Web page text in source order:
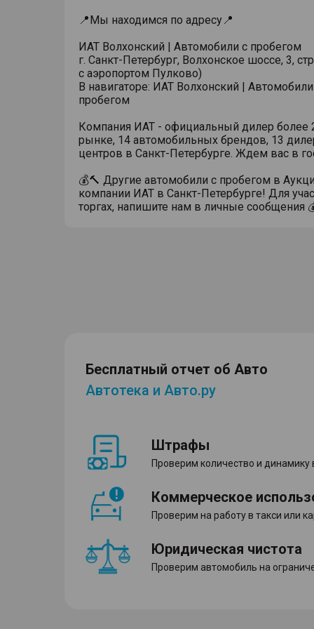
📍Мы находимся по адресу📍
ИАТ Волхонский | Автомобили с пробегом
г. Санкт-Петербург, Волхонское шоссе, 3,
с аэропортом Пулково)
В навигаторе: ИАТ Волхонский |
пробегом
Компания ИАТ - официальный дилер более
рынке, 14 автомобильных брендов, 13
центров в Санкт-Петербурге. Ждем вас в
💰🔨 Другие автомобили с пробегом в
компании ИАТ в Санкт-Петербурге! Для
торгах, напишите нам в личные сообщения
Бесплатный отчет об Авто
Автотека и Авто.ру
Штрафы
Проверим количество и динамику
Коммерческое
Проверим на работу в такси или
Юридическая чистота
Проверим автомобиль на